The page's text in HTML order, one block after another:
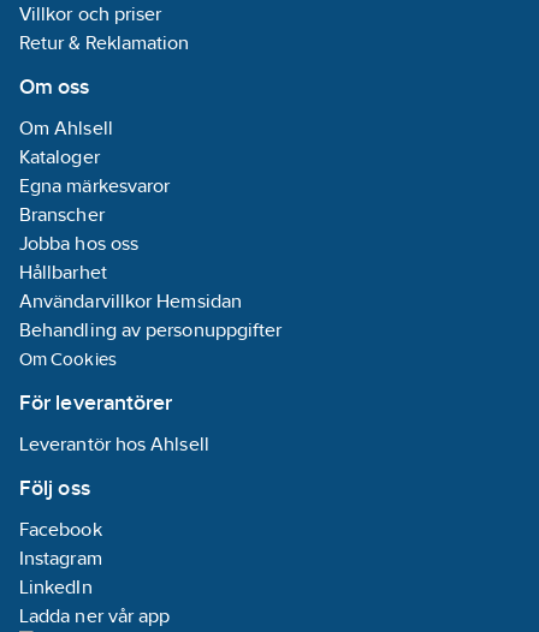
Villkor och priser
Retur & Reklamation
Om oss
Om Ahlsell
Kataloger
Egna märkesvaror
Branscher
Jobba hos oss
Hållbarhet
Användarvillkor Hemsidan
Behandling av personuppgifter
Om Cookies
För leverantörer
Leverantör hos Ahlsell
Följ oss
Facebook
Instagram
LinkedIn
Ladda ner vår app